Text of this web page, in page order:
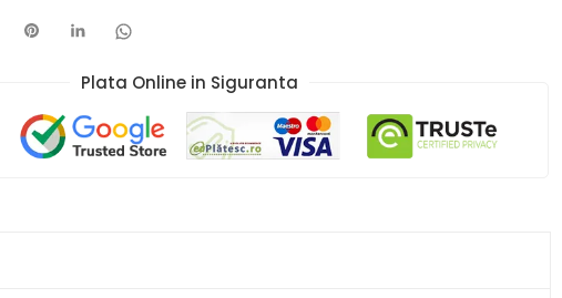
Plata Online in Siguranta​